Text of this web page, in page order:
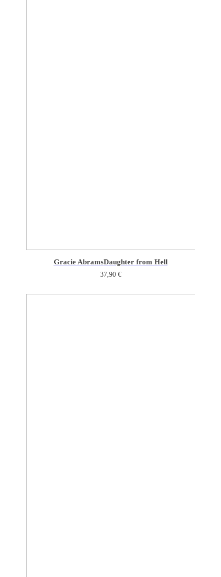
Gracie AbramsDaughter from Hell
37,90 €